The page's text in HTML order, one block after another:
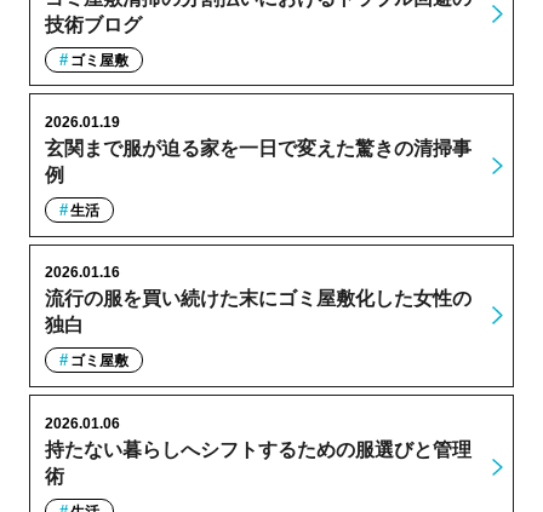
技術ブログ
ゴミ屋敷
玄関まで服が迫る家を一日で変えた驚きの清掃事
例
2026.01.19
生活
流行の服を買い続けた末にゴミ屋敷化した女性の
独白
2026.01.16
ゴミ屋敷
持たない暮らしへシフトするための服選びと管理
術
2026.01.06